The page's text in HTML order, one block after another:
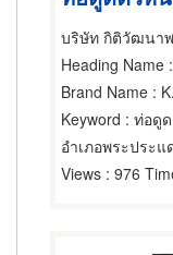
บริษัท กิติวัฒนา
Heading Name
Brand Name :
Keyword : ท่อดูด
อำเภอพระประแ
Views : 976